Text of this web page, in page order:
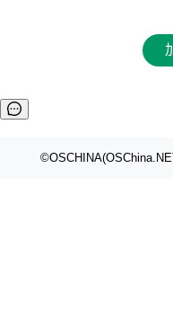
k：Compress images：添
JPEG/WebP 的选项 ToC
流、布局系统、API 稳定性
维度逐一批判了 SwiftUI。
marks，用最新 Xcode 在最
一，界面错位。他说这个问